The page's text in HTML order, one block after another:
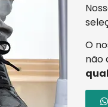
O
não